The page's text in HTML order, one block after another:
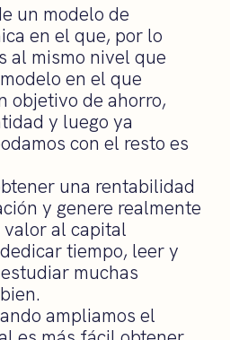
un modelo de
en el que, por lo
al mismo nivel que
en el que
objetivo de ahorro,
y luego ya
con el resto es
una rentabilidad
y genere realmente
al capital
tiempo, leer y
muchas
ampliamos el